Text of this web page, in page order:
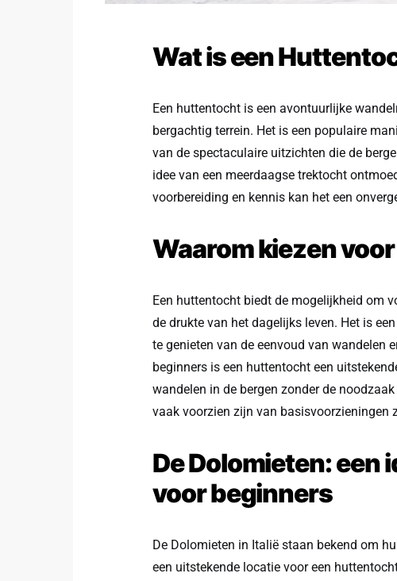
Wat is een
Een huttentocht is een avontuurlijke
bergachtig terrein. Het is een populaire
van de spectaculaire uitzichten die de
idee van een meerdaagse trektocht
voorbereiding en kennis kan het een
Waarom kiezen
Een huttentocht biedt de mogelijkheid om
de drukte van het dagelijks leven. Het is
te genieten van de eenvoud van wandelen
beginners is een huttentocht een
wandelen in de bergen zonder de
vaak voorzien zijn van basisvoorzieningen
De Dolomieten: een
voor beginners
De Dolomieten in Italië staan bekend om
een uitstekende locatie voor een